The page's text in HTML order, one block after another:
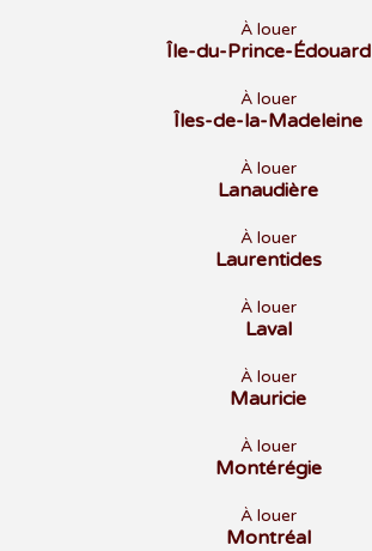
À louer
Île-du-Prince-Édouard
À louer
Îles-de-la-Madeleine
À louer
Lanaudière
À louer
Laurentides
À louer
Laval
À louer
Mauricie
À louer
Montérégie
À louer
Montréal